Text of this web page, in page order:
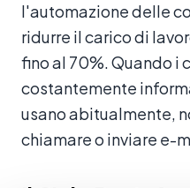
l'automazione delle
ridurre il carico di
fino al 70%. Quando i
costantemente
usano abitualmente,
chiamare o inviare e-